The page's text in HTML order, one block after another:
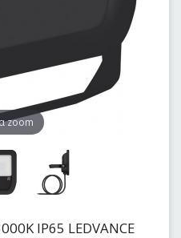
zoom
IP65 LEDVANCE